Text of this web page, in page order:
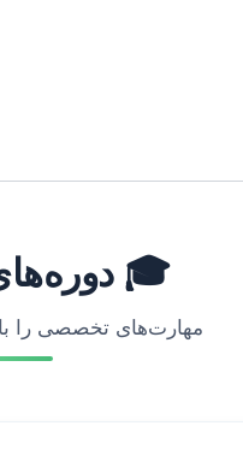
🎓
مهارت‌های تخصصی را با